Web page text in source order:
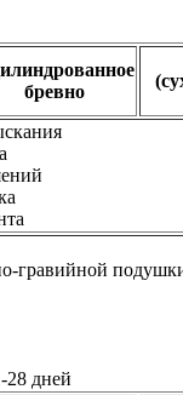
бревно
гравийной
28 дней